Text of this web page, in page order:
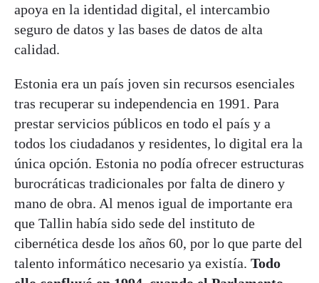
apoya en la identidad digital, el intercambio
seguro de datos y las bases de datos de alta
calidad.
Estonia era un país joven sin recursos esenciales
tras recuperar su independencia en 1991. Para
prestar servicios públicos en todo el país y a
todos los ciudadanos y residentes, lo digital era la
única opción. Estonia no podía ofrecer estructuras
burocráticas tradicionales por falta de dinero y
mano de obra. Al menos igual de importante era
que Tallin había sido sede del instituto de
cibernética desde los años 60, por lo que parte del
talento informático necesario ya existía. Todo